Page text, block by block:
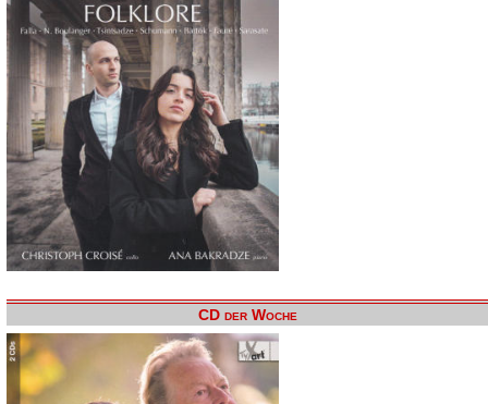
CD der Woche